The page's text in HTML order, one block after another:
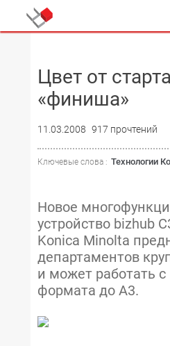
Цвет от
«финиша»
11.03.2008 917 прочтений
Ключевые слова : Технологии
Новое
устройство bizhub
Konica Minolta
департаментов
и может работать
формата до А3.